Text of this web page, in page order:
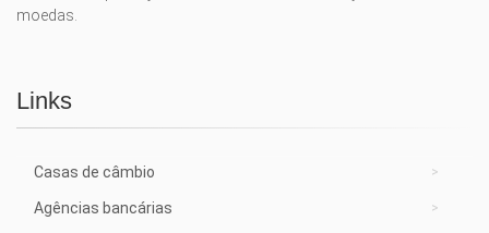
moedas.
Links
Casas de câmbio
Agências bancárias